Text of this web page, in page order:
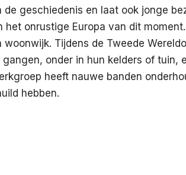
geschiedenis en laat ook jonge
onrustige Europa van dit
Tijdens de Tweede
onder in hun kelders of tuin,
heeft nauwe banden
hebben.